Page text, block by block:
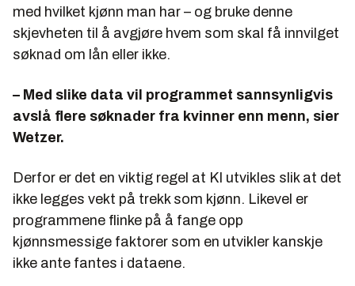
med hvilket kjønn man har – og bruke denne
skjevheten til å avgjøre hvem som skal få innvilget
søknad om lån eller ikke.
– Med slike data vil programmet sannsynligvis
avslå flere søknader fra kvinner enn menn, sier
Wetzer.
Derfor er det en viktig regel at KI utvikles slik at det
ikke legges vekt på trekk som kjønn. Likevel er
programmene flinke på å fange opp
kjønnsmessige faktorer som en utvikler kanskje
ikke ante fantes i dataene.